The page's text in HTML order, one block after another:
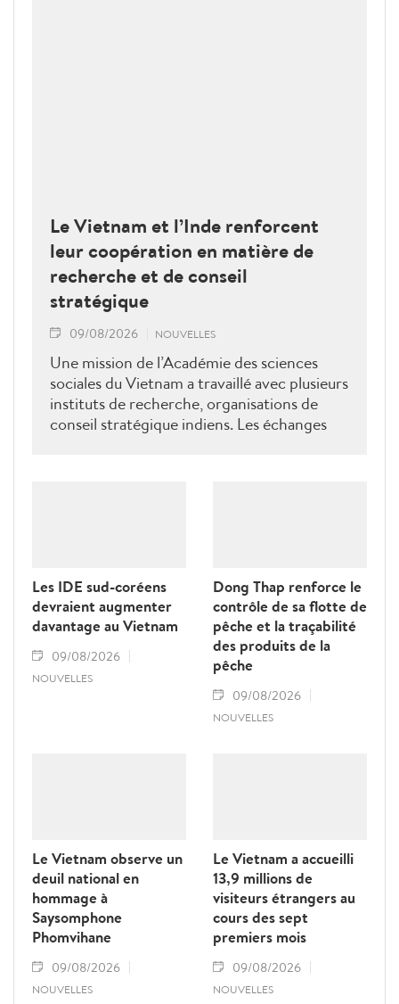
Le Vietnam et l’Inde renforcent
leur coopération en matière de
recherche et de conseil
stratégique
09/08/2026 NOUVELLES
Une mission de l’Académie des sciences
sociales du Vietnam a travaillé avec plusieurs
instituts de recherche, organisations de
conseil stratégique indiens. Les échanges
Les IDE sud-coréens
devraient augmenter
davantage au Vietnam
09/08/2026
NOUVELLES
Dong Thap renforce le
contrôle de sa flotte de
pêche et la traçabilité
des produits de la
pêche
09/08/2026
NOUVELLES
Le Vietnam observe un
deuil national en
hommage à
Saysomphone
Phomvihane
09/08/2026
NOUVELLES
Le Vietnam a accueilli
13,9 millions de
visiteurs étrangers au
cours des sept
premiers mois
09/08/2026
NOUVELLES